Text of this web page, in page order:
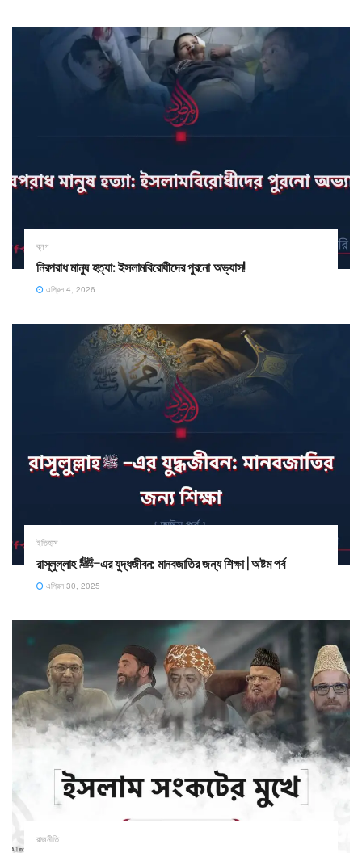
ব্লগ
নিরপরাধ মানুষ হত্যা: ইসলামবিরোধীদের পুরনো অভ্যাস! ​
এপ্রিল 4, 2026
ইতিহাস
রাসূলুল্লাহ ﷺ–এর যুদ্ধজীবন: মানবজাতির জন্য শিক্ষা | অষ্টম পর্ব
এপ্রিল 30, 2025
রাজনীতি